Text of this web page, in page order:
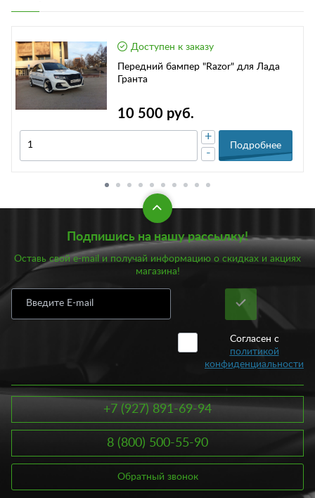
Доступен к заказу
Передний бампер "Razor" для Лада
Гранта
10 500 руб.
-
+
Подробнее
Подпишись на нашу рассылку!
Оставь свой e-mail и получай информацию о скидках и акциях
магазина!
Согласен с
политикой
конфиденциальности
+7 (927) 891-69-94
8 (800) 500-55-90
Обратный звонок